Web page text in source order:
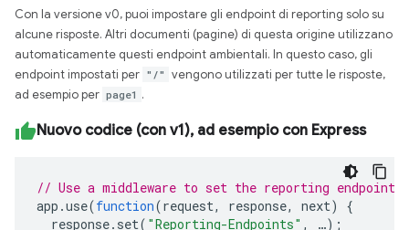
Con la versione v0, puoi impostare gli endpoint di reporting solo su
alcune risposte. Altri documenti (pagine) di questa origine utilizzano
automaticamente questi endpoint ambientali. In questo caso, gli
endpoint impostati per "/" vengono utilizzati per tutte le risposte,
ad esempio per page1 .
Nuovo codice (con v1), ad esempio con Express
// Use a middleware to set the reporting
app .use(function(request, response, next)
{
response. set( "Reporting-Endpoints" , …);